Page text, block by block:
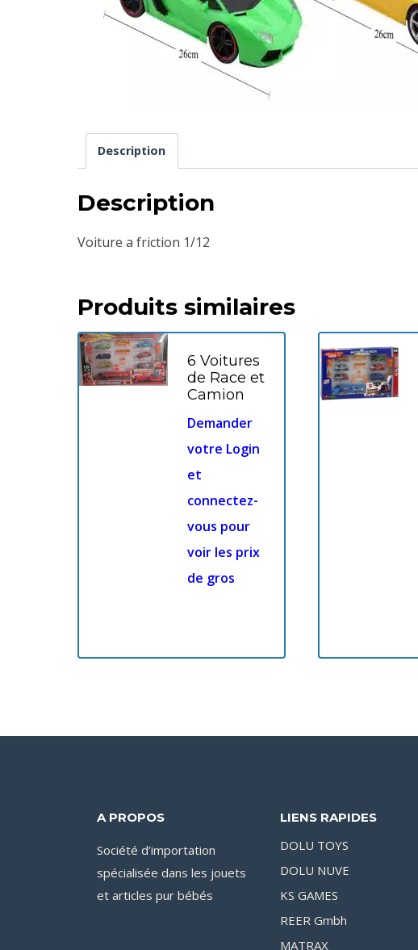
Description
Description
Voiture a friction 1/12
Produits similaires
6 Voitures
de Race et
Camion
Demander
votre Login
et
connectez-
vous pour
voir les prix
de gros
A PROPOS
Société d’importation
spécialisée dans les jouets
et articles pur bébés
LIENS RAPIDES
DOLU TOYS
DOLU NUVE
KS GAMES
REER Gmbh
MATRAX